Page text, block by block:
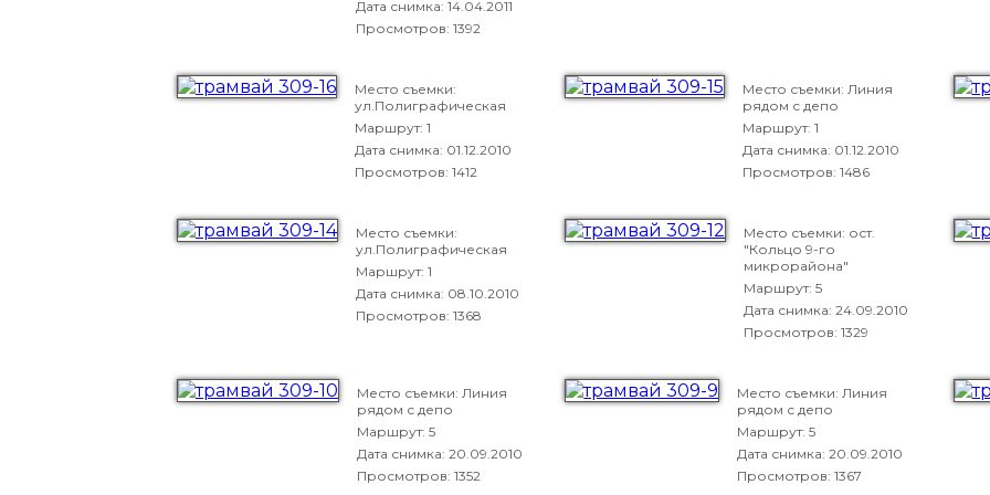
Дата снимка: 14.04.2011
Просмотров: 1392
Место съемки:
ул.Полиграфическая
Маршрут: 1
Дата снимка: 01.12.2010
Просмотров: 1412
Место съемки: Линия
рядом с депо
Маршрут: 1
Дата снимка: 01.12.2010
Просмотров: 1486
Место съемки:
ул.Полиграфическая
Маршрут: 1
Дата снимка: 08.10.2010
Просмотров: 1368
Место съемки: ост.
"Кольцо 9-го
микрорайона"
Маршрут: 5
Дата снимка:24.09.2010
Просмотров: 1329
Место съемки: Линия
рядом с депо
Маршрут: 5
Дата снимка: 20.09.2010
Просмотров: 1352
Место съемки: Линия
рядом с депо
Маршрут: 5
Дата снимка:20.09.2010
Просмотров: 1367